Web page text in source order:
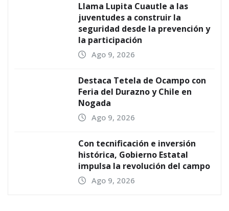
Llama Lupita Cuautle a las
juventudes a construir la
seguridad desde la prevención y
la participación
Ago 9, 2026
Destaca Tetela de Ocampo con
Feria del Durazno y Chile en
Nogada
Ago 9, 2026
Con tecnificación e inversión
histórica, Gobierno Estatal
impulsa la revolución del campo
Ago 9, 2026